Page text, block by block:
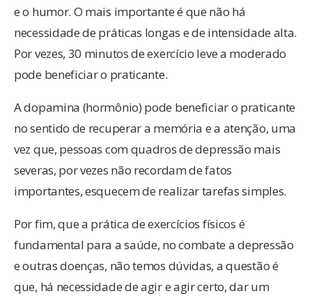
e o humor. O mais importante é que não há
necessidade de práticas longas e de intensidade alta.
Por vezes, 30 minutos de exercício leve a moderado
pode beneficiar o praticante.
A dopamina (hormônio) pode beneficiar o praticante
no sentido de recuperar a memória e a atenção, uma
vez que, pessoas com quadros de depressão mais
severas, por vezes não recordam de fatos
importantes, esquecem de realizar tarefas simples.
Por fim, que a prática de exercícios físicos é
fundamental para a saúde, no combate a depressão
e outras doenças, não temos dúvidas, a questão é
que, há necessidade de agir e agir certo, dar um